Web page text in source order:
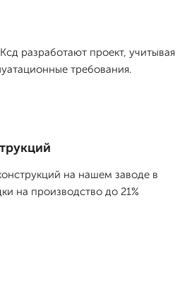
разработают проект, учитывая
требования.
на нашем заводе в
на производство до 21%